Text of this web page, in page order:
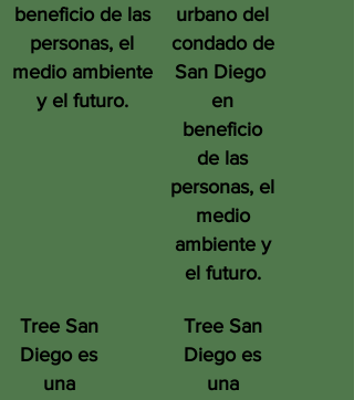
beneficio de las
personas, el
medio ambiente
y el futuro.
Tree San
Diego es
una
urbano del
condado de
San Diego
en
beneficio
de las
personas, el
medio
ambiente y
el futuro.
Tree San
Diego es
una